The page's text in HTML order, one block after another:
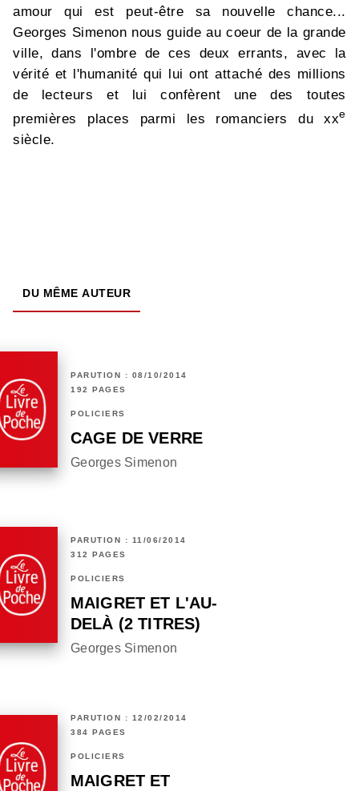
amour qui est peut-être sa nouvelle chance...
Georges Simenon nous guide au coeur de la grande
ville, dans l'ombre de ces deux errants, avec la
vérité et l'humanité qui lui ont attaché des millions
de lecteurs et lui confèrent une des toutes
premières places parmi les romanciers du xxe
siècle.
DU MÊME AUTEUR
PARUTION : 08/10/2014
192 PAGES
POLICIERS
CAGE DE VERRE
Georges Simenon
PARUTION : 11/06/2014
312 PAGES
POLICIERS
MAIGRET ET L'AU-
DELÀ (2 TITRES)
Georges Simenon
PARUTION : 12/02/2014
384 PAGES
POLICIERS
MAIGRET ET